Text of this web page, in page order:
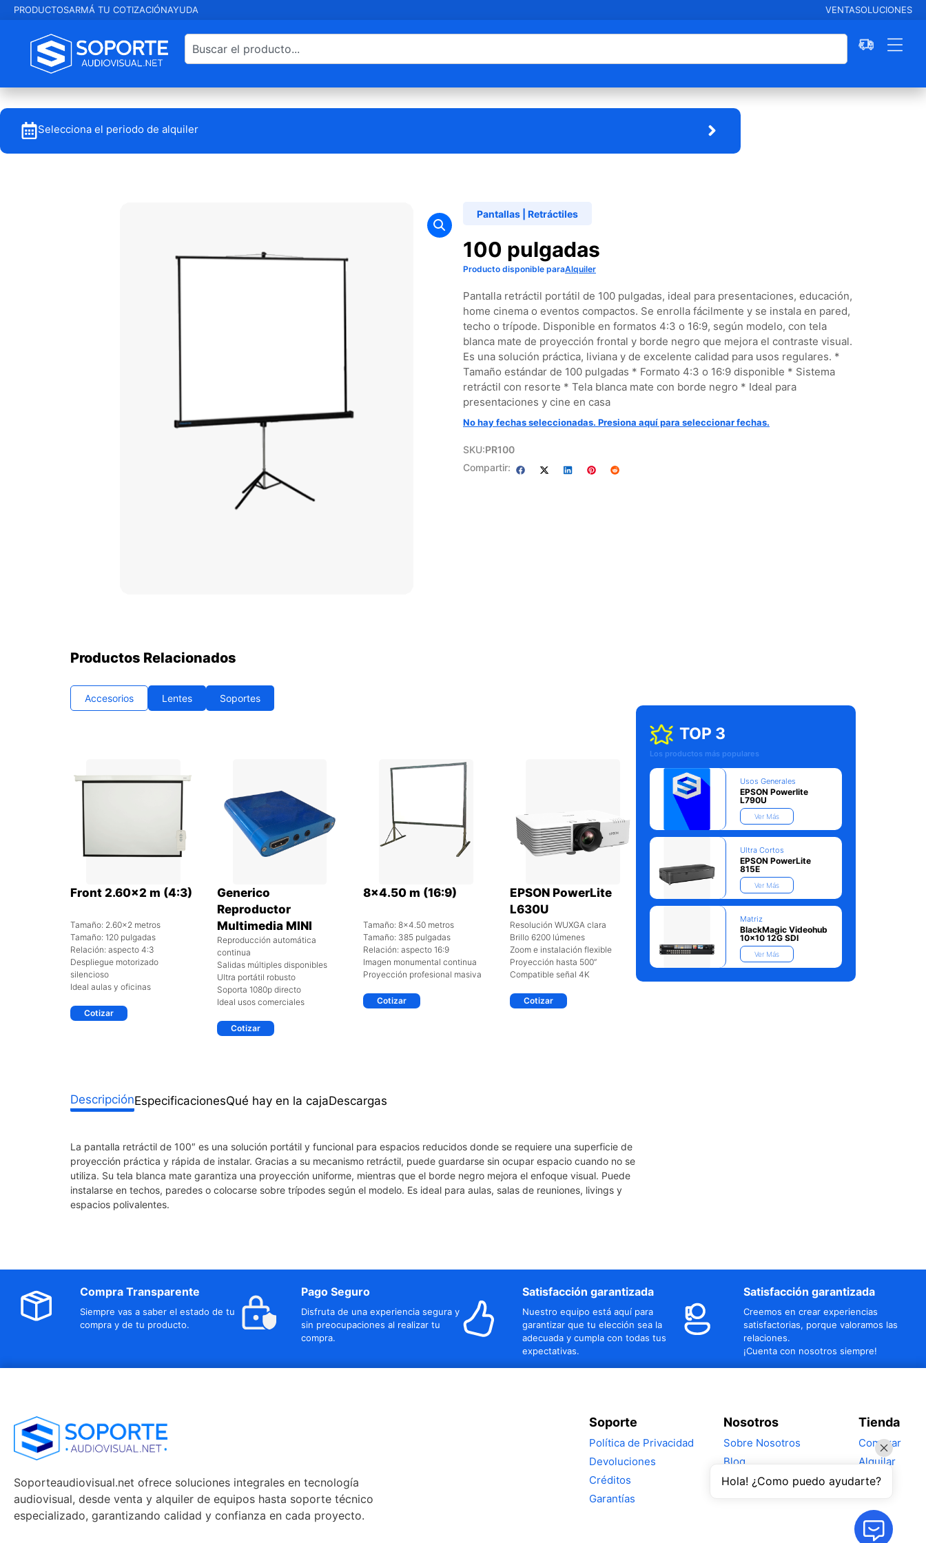
PRODUCTOSARMÁ TU COTIZACIÓNAYUDA VENTASOLUCIONES
Selecciona el periodo de alquiler
Pantallas Retráctiles
100 pulgadas
Producto disponible paraAlquiler
Pantalla retráctil portátil de 100 pulgadas, ideal para presentaciones, educación,
home cinema o eventos compactos. Se enrolla fácilmente y se instala en pared,
techo o trípode. Disponible en formatos 4:3 o 16:9, según modelo, con tela
blanca mate de proyección frontal y borde negro que mejora el contraste visual.
Es una solución práctica, liviana y de excelente calidad para usos regulares. *
Tamaño estándar de 100 pulgadas * Formato 4:3 o 16:9 disponible * Sistema
retráctil con resorte * Tela blanca mate con borde negro * Ideal para
presentaciones y cine en casa
No hay fechas seleccionadas. Presiona aquí para seleccionar fechas.
SKU:PR100
Compartir:
Productos Relacionados
Accesorios Lentes Soportes
Front 2.60×2 m (4:3)
Tamaño: 2.60×2 metros
Tamaño: 120 pulgadas
Relación: aspecto 4:3
Despliegue motorizado
silencioso
Ideal aulas y oficinas
Cotizar
Generico
Reproductor
Multimedia MINI
Reproducción automática
continua
Salidas múltiples disponibles
Ultra portátil robusto
Soporta 1080p directo
Ideal usos comerciales
Cotizar
8×4.50 m (16:9)
Tamaño: 8×4.50 metros
Tamaño: 385 pulgadas
Relación: aspecto 16:9
Imagen monumental continua
Proyección profesional masiva
Cotizar
EPSON PowerLite
L630U
Resolución WUXGA clara
Brillo 6200 lúmenes
Zoom e instalación flexible
Proyección hasta 500”
Compatible señal 4K
Cotizar
TOP 3
Los productos más populares
Usos Generales
EPSON Powerlite
L790U
Ver Más
Ultra Cortos
EPSON PowerLite
815E
Ver Más
Matriz
BlackMagic Videohub
10×10 12G SDI
Ver Más
DescripciónEspecificacionesQué hay en la cajaDescargas
La pantalla retráctil de 100″ es una solución portátil y funcional para espacios reducidos donde se requiere una superficie de
proyección práctica y rápida de instalar. Gracias a su mecanismo retráctil, puede guardarse sin ocupar espacio cuando no se
utiliza. Su tela blanca mate garantiza una proyección uniforme, mientras que el borde negro mejora el enfoque visual. Puede
instalarse en techos, paredes o colocarse sobre trípodes según el modelo. Es ideal para aulas, salas de reuniones, livings y
espacios polivalentes.
Compra Transparente
Siempre vas a saber el estado de tu
compra y de tu producto.
Pago Seguro
Disfruta de una experiencia segura y
sin preocupaciones al realizar tu
compra.
Satisfacción garantizada
Nuestro equipo está aquí para
garantizar que tu elección sea la
adecuada y cumpla con todas tus
expectativas.
Satisfacción garantizada
Creemos en crear experiencias
satisfactorias, porque valoramos las
relaciones.
¡Cuenta con nosotros siempre!
Soporteaudiovisual.net ofrece soluciones integrales en tecnología
audiovisual, desde venta y alquiler de equipos hasta soporte técnico
especializado, garantizando calidad y confianza en cada proyecto.
Soporte
Política de Privacidad
Devoluciones
Créditos
Garantías
Nosotros
Sobre Nosotros
Blog
Tienda
Comprar
Alquilar
Hola! ¿Como puedo ayudarte?